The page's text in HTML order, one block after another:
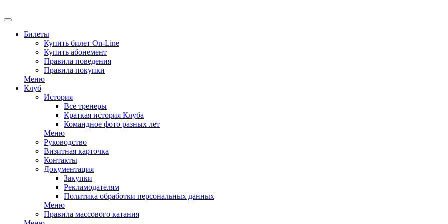
Билеты
Купить билет On-Line
Купить абонемент
Правила поведения
Правила покупки
Меню
Клуб
История
Все тренеры
Краткая история Клуба
Командное фото разных лет
Меню
Руководство
Визитная карточка
Контакты
Документация
Закупки
Рекламодателям
Политика обработки персональных данных
Меню
Правила массового катания